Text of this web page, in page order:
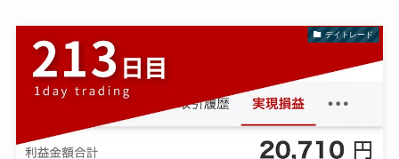
デイトレード